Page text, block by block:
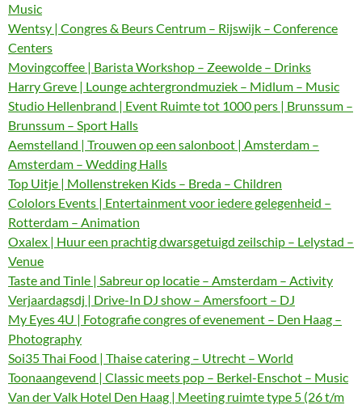
Music
Wentsy | Congres & Beurs Centrum – Rijswijk – Conference
Centers
Movingcoffee | Barista Workshop – Zeewolde – Drinks
Harry Greve | Lounge achtergrondmuziek – Midlum – Music
Studio Hellenbrand | Event Ruimte tot 1000 pers | Brunssum –
Brunssum – Sport Halls
Aemstelland | Trouwen op een salonboot | Amsterdam –
Amsterdam – Wedding Halls
Top Uitje | Mollenstreken Kids – Breda – Children
Cololors Events | Entertainment voor iedere gelegenheid –
Rotterdam – Animation
Oxalex | Huur een prachtig dwarsgetuigd zeilschip – Lelystad –
Venue
Taste and Tinle | Sabreur op locatie – Amsterdam – Activity
Verjaardagsdj | Drive-In DJ show – Amersfoort – DJ
My Eyes 4U | Fotografie congres of evenement – Den Haag –
Photography
Soi35 Thai Food | Thaise catering – Utrecht – World
Toonaangevend | Classic meets pop – Berkel-Enschot – Music
Van der Valk Hotel Den Haag | Meeting ruimte type 5 (26 t/m